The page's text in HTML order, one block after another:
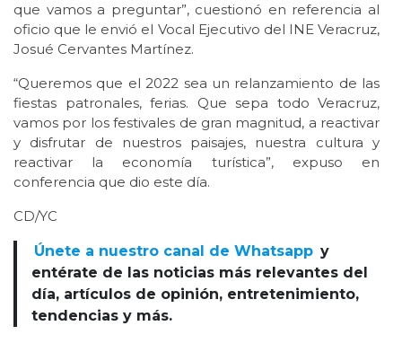
que vamos a preguntar”, cuestionó en referencia al
oficio que le envió el Vocal Ejecutivo del INE Veracruz,
Josué Cervantes Martínez.
“Queremos que el 2022 sea un relanzamiento de las
fiestas patronales, ferias. Que sepa todo Veracruz,
vamos por los festivales de gran magnitud, a reactivar
y disfrutar de nuestros paisajes, nuestra cultura y
reactivar la economía turística”, expuso en
conferencia que dio este día.
CD/YC
Únete a nuestro canal de Whatsapp y
entérate de las noticias más relevantes del
día, artículos de opinión, entretenimiento,
tendencias y más.